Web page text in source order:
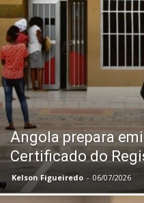
Angola prepara
Certificado do
Kelson Figueiredo - 06/07/2026